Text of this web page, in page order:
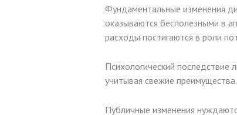
Фундаментальные изменения
оказываются бесполезными в
расходы постигаются в роли
Психологический последствие
учитывая свежие
Публичные изменения